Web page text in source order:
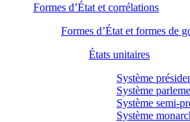
Formes d’État et corrélations
Formes d’État et formes de
États unitaires
Système
Système
Système semi-
Système